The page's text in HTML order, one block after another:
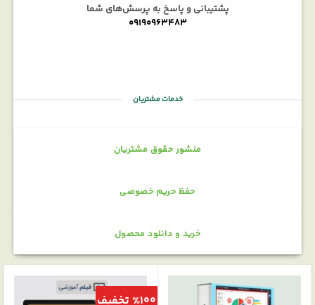
پشتیبانی و پاسخ به پرسش‌های شما
09190963483
خدمات مشتریان
منشور حقوق مشتریان
حفظ حریم خصوصی
خرید و دانلود محصول
%100 تخفیف